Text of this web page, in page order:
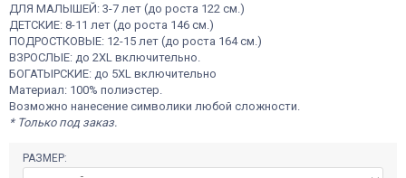
ДЛЯ МАЛЫШЕЙ: 3-7 лет (до роста 122 см.)
ДЕТСКИЕ: 8-11 лет (до роста 146 см.)
ПОДРОСТКОВЫЕ: 12-15 лет (до роста 164 см.)
ВЗРОСЛЫЕ: до 2ХL включительно.
БОГАТЫРСКИЕ: до 5XL включительно
Материал: 100% полиэстер.
Возможно нанесение символики любой сложности.
* Только под заказ.
РАЗМЕР: